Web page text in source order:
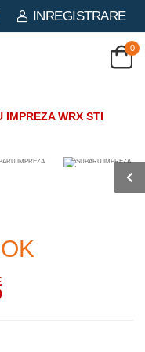
INREGISTRARE
0
IMPREZA WRX STI